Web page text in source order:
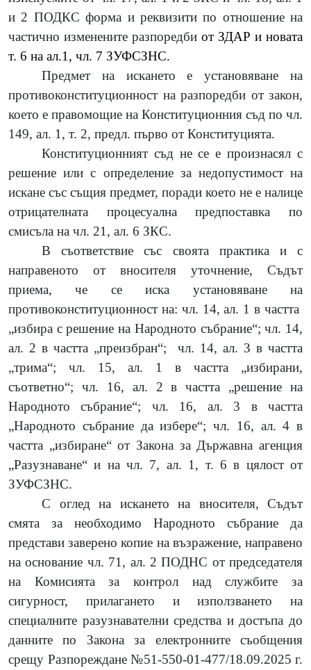
и 2 ПОДКС форма и реквизити по отношение на
частично изменените разпоредби от ЗДАР и новата
т. 6 на ал.1, чл. 7 ЗУФСЗНС.
Предмет на искането е установяване на
противоконституционност на разпоредби от закон,
което е правомощие на Конституционния съд по чл.
149, ал. 1, т. 2, предл. първо от Конституцията.
Конституционният съд не се е произнасял с
решение или с определение за недопустимост на
искане със същия предмет, поради което не е налице
отрицателната процесуална предпоставка по
смисъла на чл. 21, ал. 6 ЗКС.
В съответствие със своята практика и с
направеното от вносителя уточнение, Съдът
приема, че се иска установяване на
противоконституционност на: чл. 14, ал. 1 в частта
„избира с решение на Народното събрание“; чл. 14,
ал. 2 в частта „преизбран“;
чл. 14, ал. 3 в частта
„трима“; чл. 15, ал. 1 в частта „избирани,
съответно“; чл. 16, ал. 2 в частта „решение на
Народното събрание“; чл. 16, ал. 3 в частта
„Народното събрание да избере“; чл. 16, ал. 4 в
частта „избиране“ от Закона за Държавна агенция
„Разузнаване“ и на чл. 7, ал. 1, т. 6 в цялост от
ЗУФСЗНС.
С оглед на искането на вносителя, Съдът
смята за необходимо Народното събрание да
представи заверено копие на възражение, направено
на основание чл. 71, ал. 2 ПОДНС от председателя
на Комисията за контрол над службите за
сигурност, прилагането и използването на
специалните разузнавателни средства и достъпа до
данните по Закона за електронните съобщения
срещу Разпореждане №51-550-01-477/18.09.2025 г.